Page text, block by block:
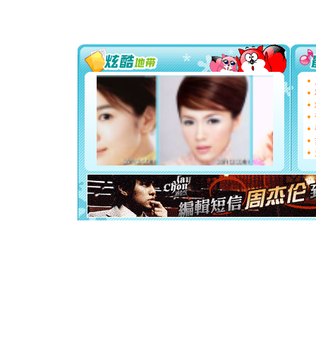
能正大光
都要快乐
[圣诞节]
如意,快
[元旦]
断电。
你是我
[元旦]
起；二
离。水
[元旦]当
泣，这痛
卖了。水
[春节]风
颜！冬去